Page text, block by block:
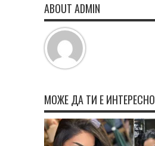
ABOUT ADMIN
МОЖЕ ДА ТИ Е ИНТЕРЕСНО